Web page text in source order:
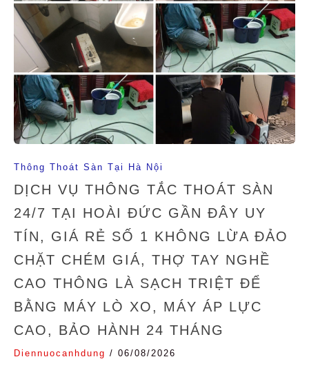
Thông Thoát Sàn Tại Hà Nội
DỊCH VỤ THÔNG TẮC THOÁT SÀN
24/7 TẠI HOÀI ĐỨC GẦN ĐÂY UY
TÍN, GIÁ RẺ SỐ 1 KHÔNG LỪA ĐẢO
CHẶT CHÉM GIÁ, THỢ TAY NGHỀ
CAO THÔNG LÀ SẠCH TRIỆT ĐỂ
BẰNG MÁY LÒ XO, MÁY ÁP LỰC
CAO, BẢO HÀNH 24 THÁNG
Diennuocanhdung / 06/08/2026